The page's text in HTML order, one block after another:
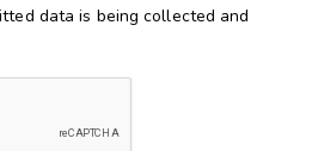
data is being collected and